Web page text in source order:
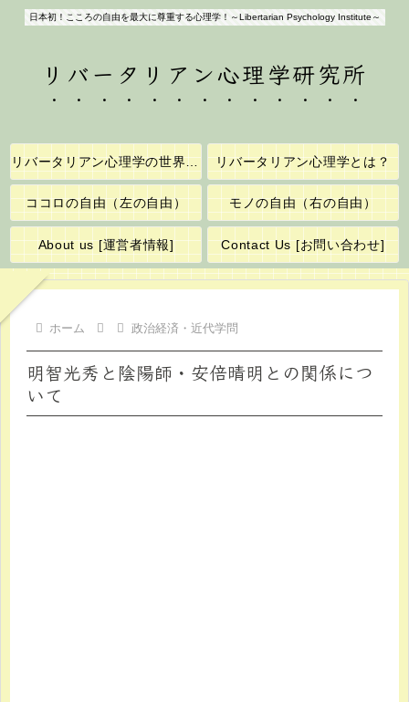
日本初！こころの自由を最大に尊重する心理学！～Libertarian Psychology Institute～
リバータリアン心理学研究所
リバータリアン心理学の世界へようこそ！ リバータリアン心理学とは？
ココロの自由（左の自由） モノの自由（右の自由）
About us [運営者情報] Contact Us [お問い合わせ]
ホーム 政治経済・近代学問
明智光秀と陰陽師・安倍晴明との関係につ
いて